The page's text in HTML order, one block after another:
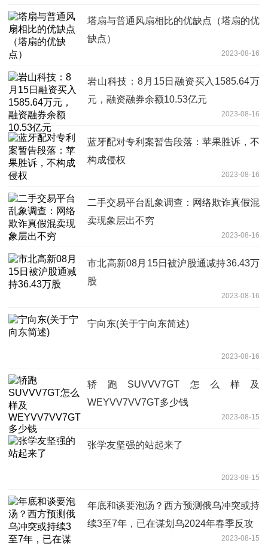
塔扇与普通风扇相比的优缺点（塔扇的优
缺点）
2023-08-16
岩山科技：8月15日融资买入1585.64万
元，融资融券余额10.53亿元
2023-08-16
蓝牙配对专利案暂告段落：苹果胜诉，不
构成侵权
2023-08-16
二手交易平台乱象调查：网络欺诈真假混
卖现象层出不穷
2023-08-16
市北高新08月15日被沪股通减持36.43万
股
2023-08-16
宁向东(关于宁向东简述)
2023-08-16
轿跑SUVVV7GT怎么样及
WEYVV7VV7GT多少钱
2023-08-15
张学友坚强的站起来了
2023-08-15
年底和谈要泡汤？西方预测俄乌冲突或持
续3至7年，已在谋划乌2024年春季反攻
2023-08-15